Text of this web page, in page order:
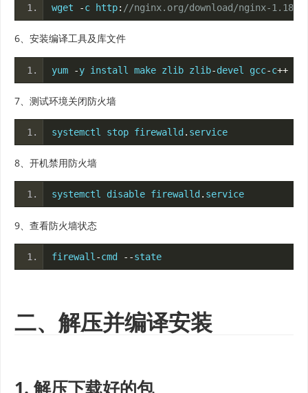
wget -c http: //nginx.org/download/nginx-
6、安装编译工具及库文件
yum -y install make zlib zlib-devel gcc-c++
7、测试环境关闭防火墙
systemctl stop firewalld . service
8、开机禁用防火墙
systemctl disable firewalld . service
9、查看防火墙状态
firewall -cmd --state
二、解压并编译安装
1. 解压下载好的包